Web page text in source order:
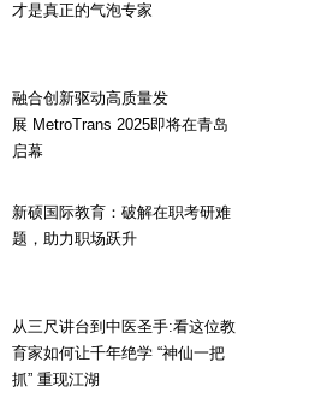
才是真正的气泡专家
融合创新驱动高质量发
展 MetroTrans 2025即将在青岛
启幕
新硕国际教育：破解在职考研难
题，助力职场跃升
从三尺讲台到中医圣手:看这位教
育家如何让千年绝学 “神仙一把
抓” 重现江湖